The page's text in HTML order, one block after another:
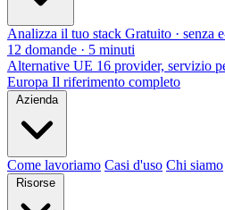
Analizza il tuo stack Gratuito · senza
12 domande · 5 minuti
Alternative UE 16 provider, servizio
Europa Il riferimento completo
Azienda
Come lavoriamo Casi d'uso Chi siamo
Risorse